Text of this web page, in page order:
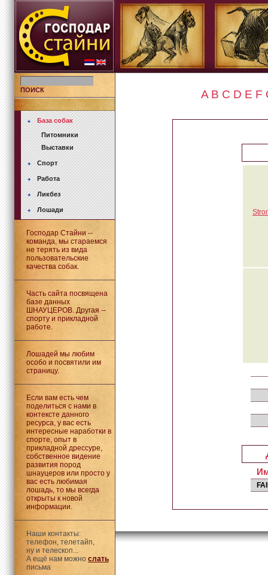
ПОИСК
База собак
Питомники
Выставки
Спорт
Работа
Ликбез
Лошади
Господар Стайни --
команда, мы стараемся
не терять из вида
пользовательские
качества собак.
Часть сайта посвящена
базе данных
ШНАУЦЕРОВ. Другая --
спорту и прикладной
работе.
Лошадей мы любим
особо и посвятили им
страницу.
Если вам есть чем
поделиться с нами в
контексте данного
ресурса, у вас есть
интересные наработки в
спорте, опыт в
прикладной дрессуре,
собственное видение
развития пород
шнауцеров или просто у
вас есть любимая
лошадь, то мы всегда
открыты к новой
информации.
Наши контакты:
телефон, телетайп,
ну и телескоп...
А ещё нам можно слать
письма
A B C D E F